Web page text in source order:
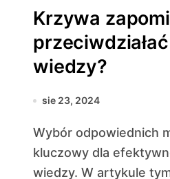
Krzywa
wiedzy?
sie 23, 2024
Wybór odpowiednich metod nauki jest
kluczowy dla
wiedzy. W artykule